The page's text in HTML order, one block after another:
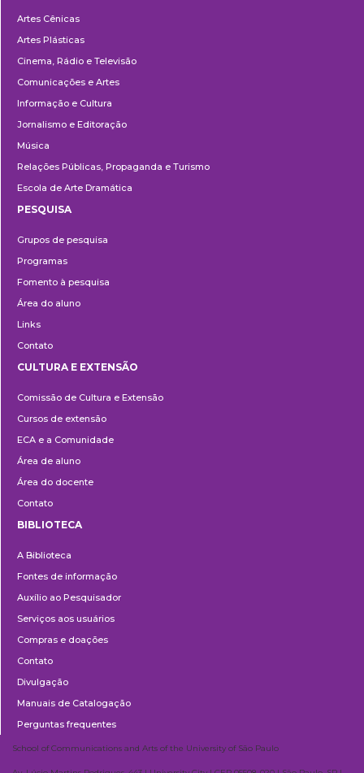
Artes Cênicas
Artes Plásticas
Cinema, Rádio e Televisão
Comunicações e Artes
Informação e Cultura
Jornalismo e Editoração
Música
Relações Públicas, Propaganda e Turismo
Escola de Arte Dramática
PESQUISA
Grupos de pesquisa
Programas
Fomento à pesquisa
Área do aluno
Links
Contato
e
Extensão
CULTURA E EXTENSÃO
Comissão de Cultura e Extensão
Cursos de extensão
ECA e a Comunidade
Área de aluno
Área do docente
Contato
BIBLIOTECA
A Biblioteca
Fontes de informação
Auxílio ao Pesquisador
Serviços aos usuários
Compras e doações
Contato
Divulgação
Manuais de Catalogação
Perguntas frequentes
School of Communications and Arts of the University of São Paulo